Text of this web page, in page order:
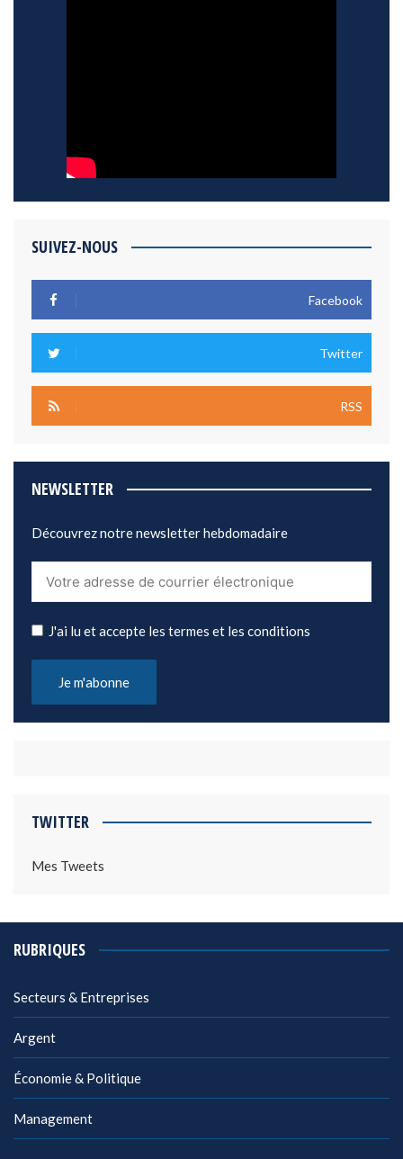
SUIVEZ-NOUS
Facebook
Twitter
RSS
NEWSLETTER
Découvrez notre newsletter hebdomadaire
J'ai lu et accepte les termes et les conditions
TWITTER
Mes Tweets
RUBRIQUES
Secteurs & Entreprises
Argent
Économie & Politique
Management